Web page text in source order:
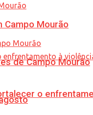
o
Campo Mourão
de Campo Mourão